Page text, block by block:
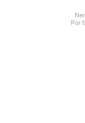
Por